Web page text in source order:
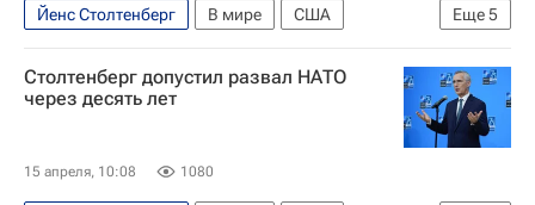
Еще5
Йенс Столтенберг В мире
США
Норвегия
Европа
Дональд Трамп
Евросоюз
НАТО
Столтенберг допустил развал НАТО
через десять лет
15 апреля, 10:08 1080